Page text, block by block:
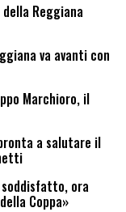
Reggiana
va avanti con
Marchioro, il
a salutare il
soddisfatto, ora
Coppa»